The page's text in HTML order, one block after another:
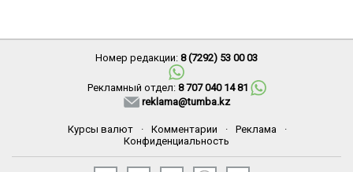
Номер редакции: 8 (7292) 53 00 03
Рекламный отдел: 8 707 040 14 81
reklama@tumba.kz
Курсы валют · Комментарии · Реклама
·
Конфиденциальность